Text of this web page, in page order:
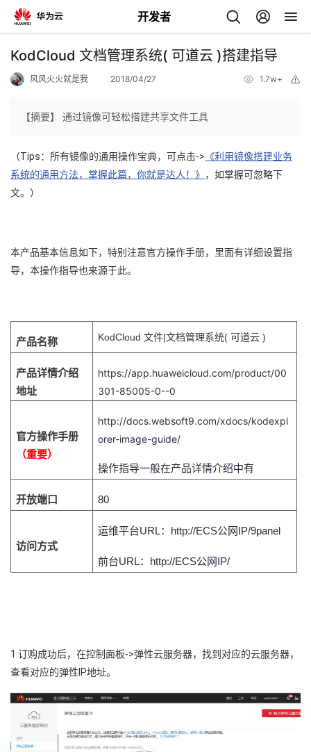
开发者
返
个
人
页
我
开
者
我
的
博
我
的
坛
我
圈
的
播
我
活
的
我
发
者
学
Programs
的
支
持
KodCloud 文档管理系统( 可道云 )搭建指导
风风火火就是我 2018/04/27 1.7w+
【摘要】 通过镜像可轻松搭建共享文件工具
（Tips：所有镜像的通用操作宝典，可点击-> 《利用镜像搭建业务
系统的通用方法，掌握此篇，你就是达人！ 》 ， 如掌握可忽略下
文。）
本产品基本信息如下，特别注意官方操作手册，里面有详细设置指
导，本操作指导也来源于此。
产品名称 KodCloud 文件|文档管理系统( 可道云 )
产品详情介绍
地址
https://app.huaweicloud.com/product/00
301-85005-0--0
官方操作手册
（重要）
http://docs.websoft9.com/xdocs/kodexpl
orer-image-guide/
操作指导一般在产品详情介绍中有
开放端口 80
访问方式
运维平台URL：http://ECS公网IP/9panel
前台URL：http://ECS公网IP/
1.订购成功后，在控制面板->弹性云服务器，找到对应的云服务器，
查看对应的弹性IP地址。